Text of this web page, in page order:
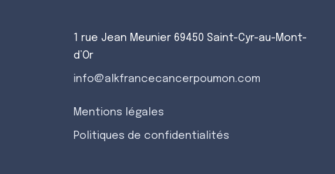
1 rue Jean Meunier 69450 Saint-Cyr-au-Mont-
d’Or
info@alkfrancecancerpoumon.com
Mentions légales
Politiques de confidentialités